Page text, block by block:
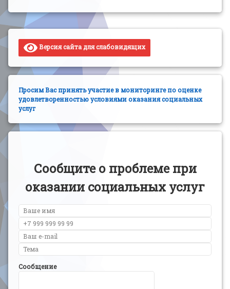
Версия сайта для слабовидящих
Просим Вас принять участие в мониторинге по оценке
удовлетворенностью условиями оказания социальных
услуг
Сообщите о проблеме при
оказании социальных услуг
Сообщение